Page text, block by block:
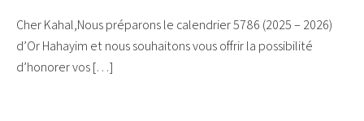
Cher Kahal,Nous préparons le calendrier 5786 (2025 – 2026)
d’Or Hahayim et nous souhaitons vous offrir la possibilité
d’honorer vos […]